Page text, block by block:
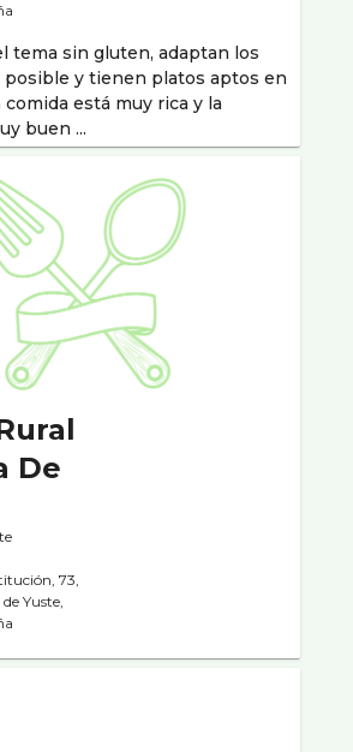
tema sin gluten, adaptan los
posible y tienen platos aptos en
comida está muy rica y la
buen ...
De
73,
Yuste,